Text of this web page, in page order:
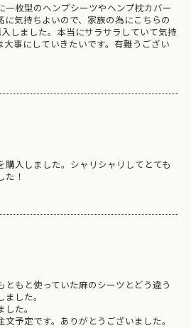
一枚型のヘンプシーツやヘンプ枕カバー
気持ちよいので、家族の為にこちらの
しました。本当にサラサラしていて気持
事にしていきたいです。有難うござい
入しました。シャリシャリしてとても
た！
もと使っていた麻のシーツとどう違う
した。
た。
予定です。ありがとうございました。